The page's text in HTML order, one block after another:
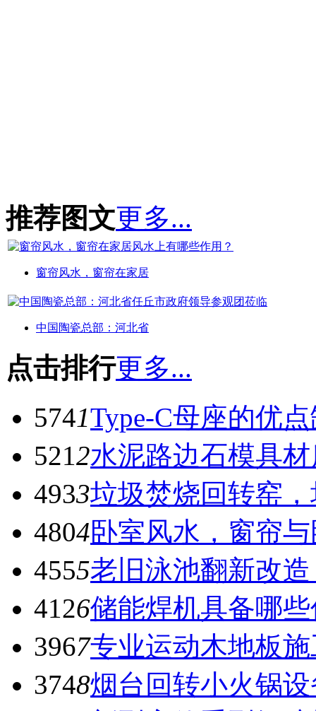
推荐图文更多...
窗帘风水，窗帘在家居
中国陶瓷总部：河北省
点击排行更多...
5741Type-C母座的优
5212水泥路边石模具
4933垃圾焚烧回转窑
4804卧室风水，窗帘
4555老旧泳池翻新改
4126储能焊机具备哪
3967专业运动木地板
3748烟台回转小火锅